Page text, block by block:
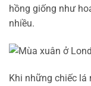
hồng giống như
nhiều.
Khi những chiếc lá